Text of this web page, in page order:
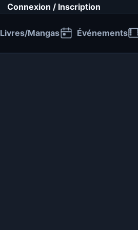
Connexion / Inscription
Livres/Mangas Événements